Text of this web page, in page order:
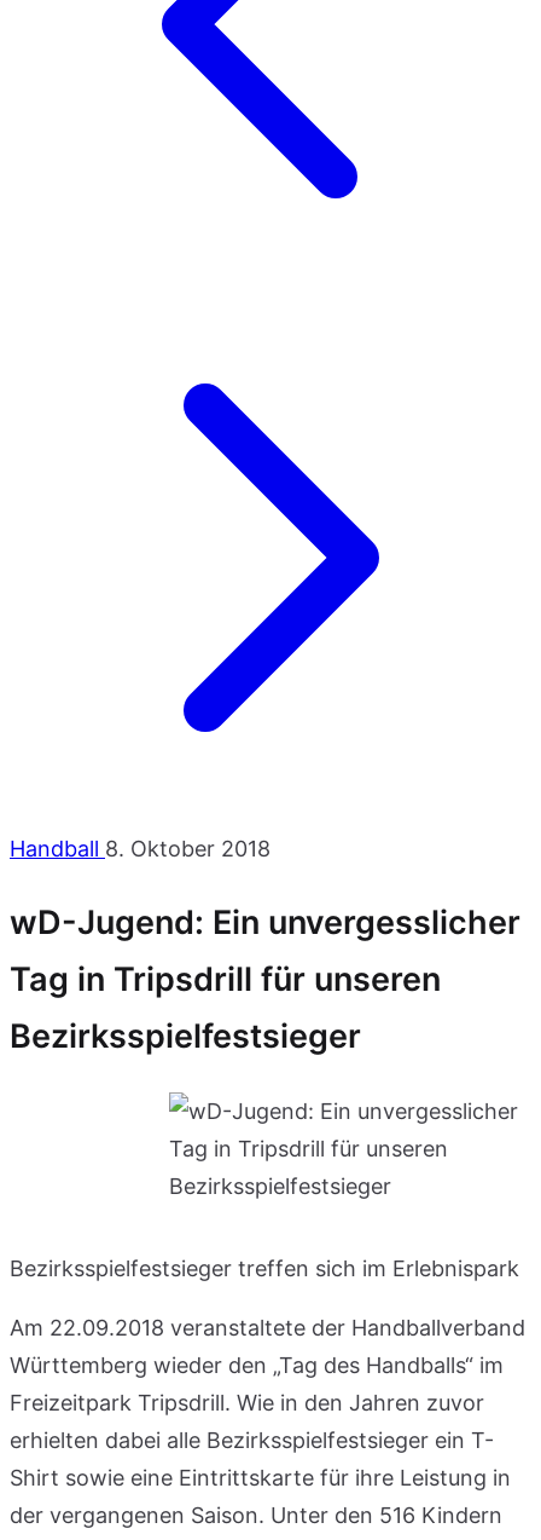
Handball 8. Oktober 2018
wD-Jugend: Ein unvergesslicher
Tag in Tripsdrill für unseren
Bezirksspielfestsieger
Bezirksspielfestsieger treffen sich im Erlebnispark
Am 22.09.2018 veranstaltete der Handballverband
Württemberg wieder den „Tag des Handballs“ im
Freizeitpark Tripsdrill. Wie in den Jahren zuvor
erhielten dabei alle Bezirksspielfestsieger ein T-
Shirt sowie eine Eintrittskarte für ihre Leistung in
der vergangenen Saison. Unter den 516 Kindern